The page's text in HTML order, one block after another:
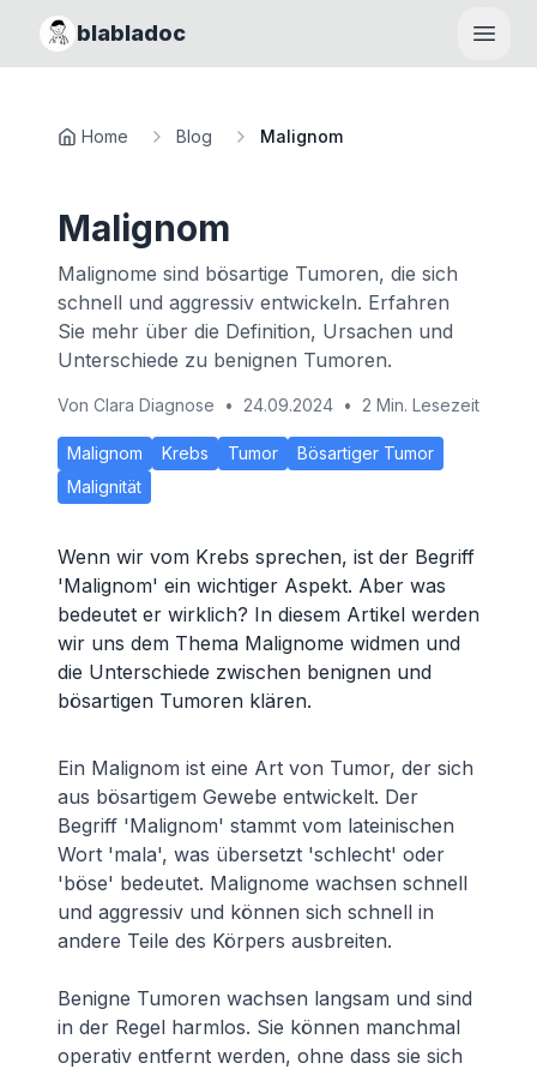
blabladoc
Home Blog Malignom
Malignom
Malignome sind bösartige Tumoren, die sich
schnell und aggressiv entwickeln. Erfahren
Sie mehr über die Definition, Ursachen und
Unterschiede zu benignen Tumoren.
Von Clara Diagnose • 24.09.2024 • 2 Min. Lesezeit
Malignom Krebs Tumor
Bösartiger Tumor
Malignität
Wenn wir vom Krebs sprechen, ist der Begriff
'Malignom' ein wichtiger Aspekt. Aber was
bedeutet er wirklich? In diesem Artikel werden
wir uns dem Thema Malignome widmen und
die Unterschiede zwischen benignen und
bösartigen Tumoren klären.
Ein Malignom ist eine Art von Tumor, der sich
aus bösartigem Gewebe entwickelt. Der
Begriff 'Malignom' stammt vom lateinischen
Wort 'mala', was übersetzt 'schlecht' oder
'böse' bedeutet. Malignome wachsen schnell
und aggressiv und können sich schnell in
andere Teile des Körpers ausbreiten.
Benigne Tumoren wachsen langsam und sind
in der Regel harmlos. Sie können manchmal
operativ entfernt werden, ohne dass sie sich